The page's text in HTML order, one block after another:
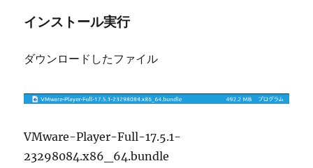
インストール実行
ダウンロードしたファイル
VMware-Player-Full-17.5.1-
23298084.x86_64.bundle